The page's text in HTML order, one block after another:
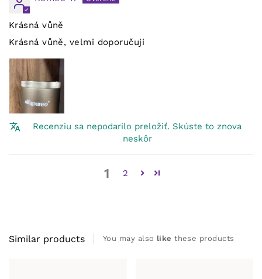
Krásná vůně
Krásná vůně, velmi doporučuji
Recenziu sa nepodarilo preložiť. Skúste to znova
neskôr
1 2
Similar products You may also like these products